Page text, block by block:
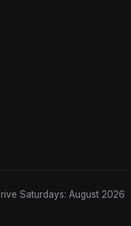
Saturdays: August 2026